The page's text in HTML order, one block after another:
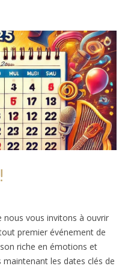
nous vous invitons à ouvrir
premier événement de
riche en émotions et
les dates clés de